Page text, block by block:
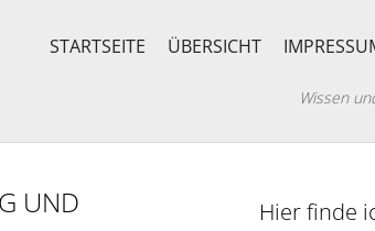
STARTSEITE ÜBERSICHT
Wissen
UND
Hier finde